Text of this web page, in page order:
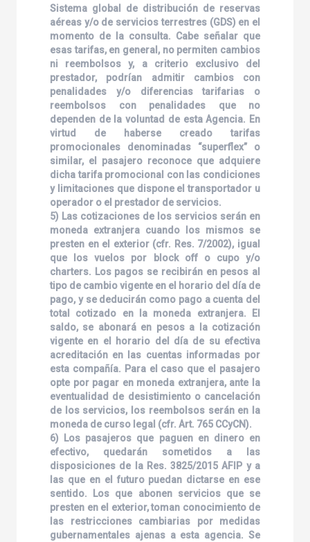
Sistema global de distribución de reservas
aéreas y/o de servicios terrestres (GDS) en el
momento de la consulta. Cabe señalar que
esas tarifas, en general, no permiten cambios
ni reembolsos y, a criterio exclusivo del
prestador, podrían admitir cambios con
penalidades y/o diferencias tarifarias o
reembolsos con penalidades que no
dependen de la voluntad de esta Agencia. En
virtud de haberse creado tarifas
promocionales denominadas “superflex” o
similar, el pasajero reconoce que adquiere
dicha tarifa promocional con las condiciones
y limitaciones que dispone el transportador u
operador o el prestador de servicios.
5) Las cotizaciones de los servicios serán en
moneda extranjera cuando los mismos se
presten en el exterior (cfr. Res. 7/2002), igual
que los vuelos por block off o cupo y/o
charters. Los pagos se recibirán en pesos al
tipo de cambio vigente en el horario del día de
pago, y se deducirán como pago a cuenta del
total cotizado en la moneda extranjera. El
saldo, se abonará en pesos a la cotización
vigente en el horario del día de su efectiva
acreditación en las cuentas informadas por
esta compañía. Para el caso que el pasajero
opte por pagar en moneda extranjera, ante la
eventualidad de desistimiento o cancelación
de los servicios, los reembolsos serán en la
moneda de curso legal (cfr. Art. 765 CCyCN).
6) Los pasajeros que paguen en dinero en
efectivo, quedarán sometidos a las
disposiciones de la Res. 3825/2015 AFIP y a
las que en el futuro puedan dictarse en ese
sentido. Los que abonen servicios que se
presten en el exterior, toman conocimiento de
las restricciones cambiarias por medidas
gubernamentales ajenas a esta agencia. Se